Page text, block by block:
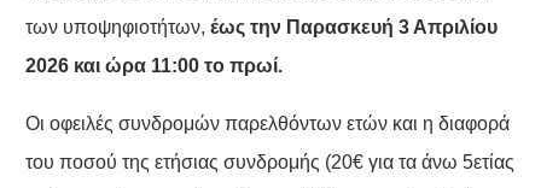
των υποψηφιοτήτων, έως την Παρασκευή 3 Απριλίου
2026 και ώρα 11:00 το πρωί.
Οι οφειλές συνδρομών παρελθόντων ετών και η διαφορά
του ποσού της ετήσιας συνδρομής (20€ για τα άνω 5ετίας